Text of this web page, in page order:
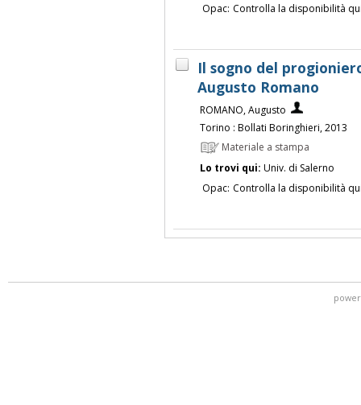
Opac: Controlla la disponibilità
Il sogno del
Augusto Romano
ROMANO, Augusto
Torino : Bollati Boringhieri, 2013
Materiale a stampa
Lo trovi qui: Univ. di Salerno
Opac: Controlla la disponibilità